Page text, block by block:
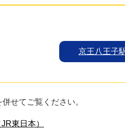
京王八王子
せてご覧ください。
東日本）